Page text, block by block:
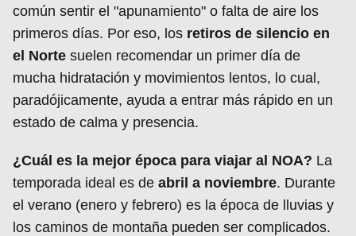
común sentir el "apunamiento" o falta de aire los
primeros días. Por eso, los retiros de silencio en
el Norte suelen recomendar un primer día de
mucha hidratación y movimientos lentos, lo cual,
paradójicamente, ayuda a entrar más rápido en un
estado de calma y presencia.
¿Cuál es la mejor época para viajar al NOA? La
temporada ideal es de abril a noviembre. Durante
el verano (enero y febrero) es la época de lluvias y
los caminos de montaña pueden ser complicados.